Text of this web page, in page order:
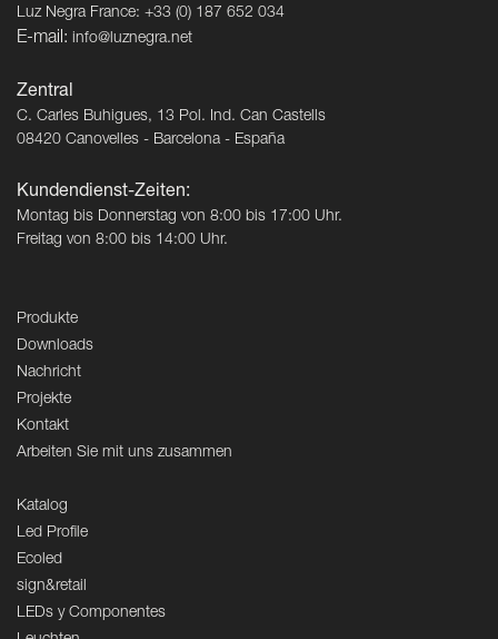
Luz Negra France: +33 (0) 187 652 034
E-mail: info@luznegra.net
Zentral
C. Carles Buhigues, 13 Pol. Ind. Can Castells
08420 Canovelles - Barcelona - España
Kundendienst-Zeiten:
Montag bis Donnerstag von 8:00 bis 17:00 Uhr.
Freitag von 8:00 bis 14:00 Uhr.
Produkte
Downloads
Nachricht
Projekte
Kontakt
Arbeiten Sie mit uns zusammen
Katalog
Led Profile
Ecoled
sign&retail
LEDs y Componentes